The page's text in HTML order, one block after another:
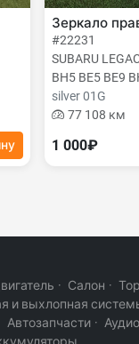
Зеркало
#22231
SUBARU
BH5 BE5 BE9
silver 01G
77 108 км
1 000₽
· Салон ·
и выхлопная
Автозапчасти ·